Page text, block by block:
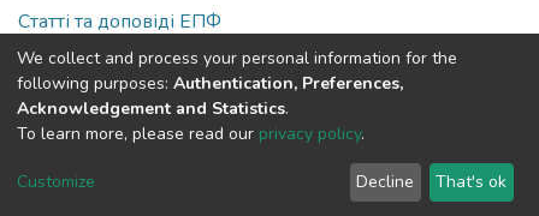
Статті та доповіді ЕПФ
Full item page
DSpace software copyright © 2009-2026
Cookie
End User
Agreement
Send
Feedback
We collect and process your personal information for the
following purposes: Authentication, Preferences,
Acknowledgement and Statistics.
To learn more, please read our privacy policy.
Customize Decline That's ok